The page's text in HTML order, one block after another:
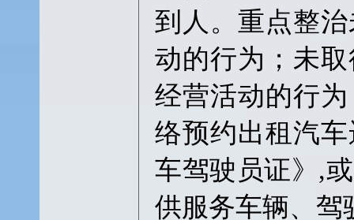
到人。重点整
动的行为；未
经营活动的行
络预约出租汽
车驾驶员证》,
供服务车辆、驾